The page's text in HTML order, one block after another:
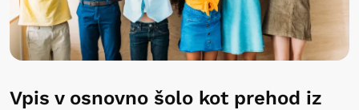
Vpis v osnovno šolo kot prehod iz